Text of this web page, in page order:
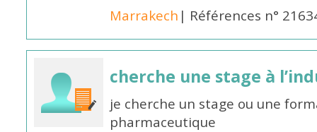
Marrakech | Références n°
cherche une stage à
je cherche un stage ou une
pharmaceutique